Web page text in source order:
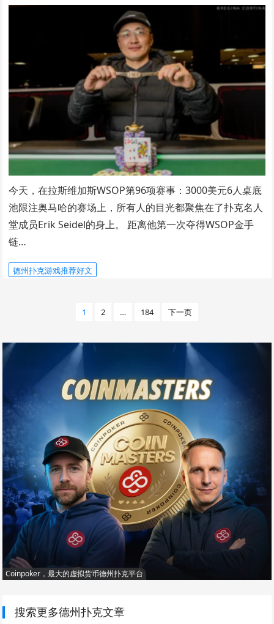
今天，在拉斯维加斯WSOP第96项赛事：3000美元6人桌底
池限注奥马哈的赛场上，所有人的目光都聚焦在了扑克名人
堂成员Erik Seidel的身上。 距离他第一次夺得WSOP金手
链…
德州扑克游戏推荐好文
分
页
1 2 … 184 下一页
Coinpoker，最大的虚拟货币德州扑克平台
搜索更多德州扑克文章